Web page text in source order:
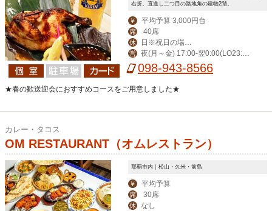
右折。直進し二つ目の路地角の建物2階。
￥ 平均予算 3,000円台
席 40席
休
営業。月曜振替休。
営
夜(月～金) 17:00-翌0:00(LO23:3
0) (土)-翌1:00(LO翌0:30) 昼(月～金) 1
098-943-8566
★春の歓送迎会におすすめコースをご用意しました★
カレー・タコス
OM RESTAURANT（オムレストラン）
那覇市内｜松山・久米・前島
￥ 平均予算
席 30席
休 なし